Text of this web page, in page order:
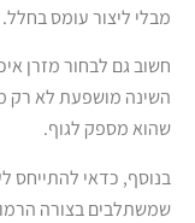
מבלי ליצור עומס בחלל.
חשוב גם לבחור מזרן
השינה מושפעת לא רק
שהוא מספק לגוף.
בנוסף, כדאי להתייחס
שמשתלבים בצורה